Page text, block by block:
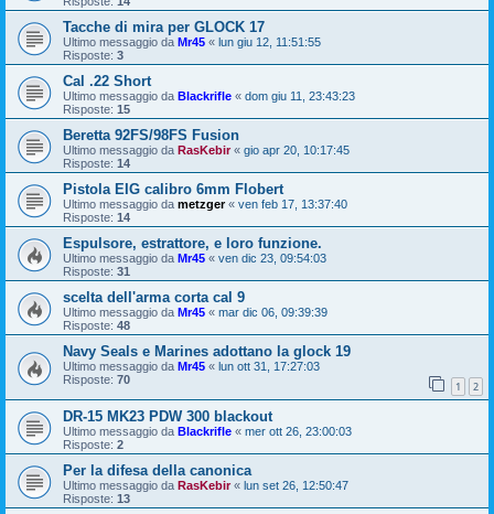
Tacche di mira per GLOCK 17
Ultimo messaggio da Mr45 « lun giu 12, 11:51:55
Risposte: 3
Cal .22 Short
Ultimo messaggio da Blackrifle « dom giu 11, 23:43:23
Risposte: 15
Beretta 92FS/98FS Fusion
Ultimo messaggio da RasKebir« gio apr 20, 10:17:45
Risposte: 14
Pistola EIG calibro 6mm Flobert
Ultimo messaggio da metzger« ven feb 17, 13:37:40
Risposte: 14
Espulsore, estrattore, e loro funzione.
Ultimo messaggio da Mr45 « ven dic 23, 09:54:03
Risposte: 31
scelta dell'arma corta cal 9
Ultimo messaggio da Mr45 « mar dic 06, 09:39:39
Risposte: 48
Navy Seals e Marines adottano la glock 19
Ultimo messaggio da Mr45 « lun ott 31, 17:27:03
Risposte: 70 1 2
DR-15 MK23 PDW 300 blackout
Ultimo messaggio da Blackrifle « mer ott 26, 23:00:03
Risposte: 2
Per la difesa della canonica
Ultimo messaggio da RasKebir« lun set 26, 12:50:47
Risposte: 13